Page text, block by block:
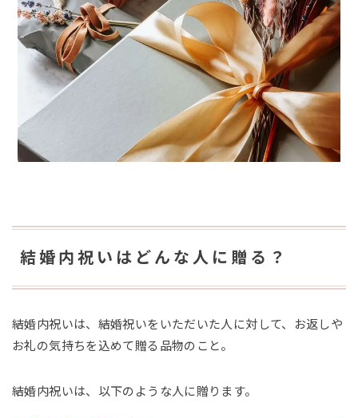
結婚内祝いはどんな人に贈る？
結婚内祝いは、結婚祝いをいただいた人に対して、お返しや
お礼の気持ちを込めて贈る品物のこと。
結婚内祝いは、以下のような人に贈ります。